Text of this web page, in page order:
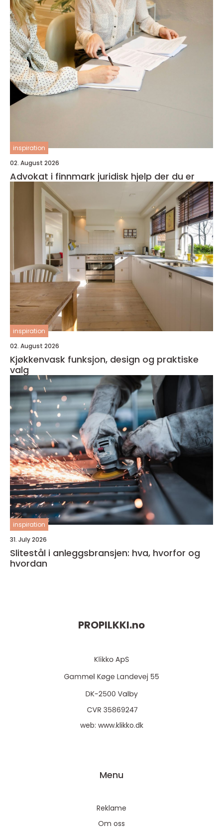
inspiration
02. August 2026
Advokat i finnmark juridisk hjelp der du er
inspiration
02. August 2026
Kjøkkenvask funksjon, design og praktiske
valg
inspiration
31. July 2026
Slitestål i anleggsbransjen: hva, hvorfor og
hvordan
PROPILKKI.no
web: www.klikko.dk
Menu
Reklame
Om oss